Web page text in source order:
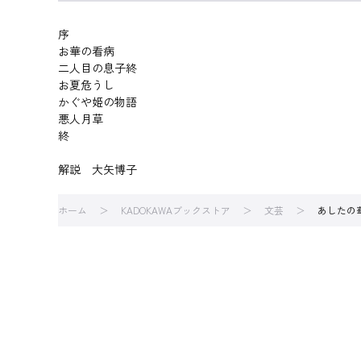
序
お華の看病
二人目の息子終
お夏危うし
かぐや姫の物語
悪人月草
終
解説 大矢博子
ホーム KADOKAWAブックストア 文芸 あしたの